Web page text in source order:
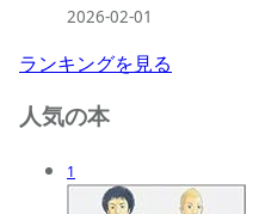
2026-02-01
ランキングを見る
人気の本
1